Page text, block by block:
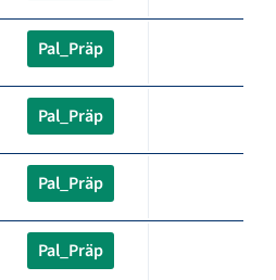
Pal_Präp
Pal_Präp
Pal_Präp
Pal_Präp